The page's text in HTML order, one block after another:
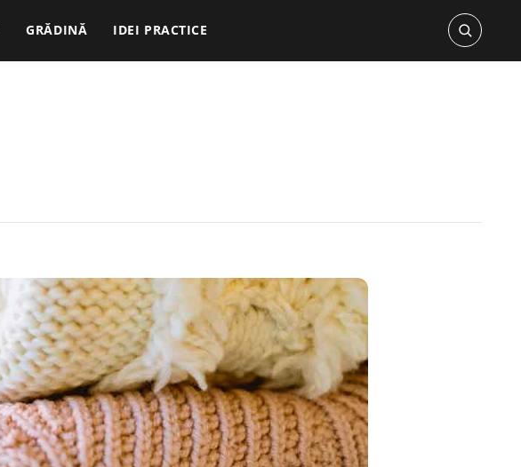
GRĂDINĂ IDEI PRACTICE